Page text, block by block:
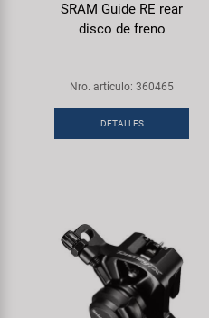
SRAM Guide RE rear
disco de freno
Nro. artículo: 360465
DETALLES